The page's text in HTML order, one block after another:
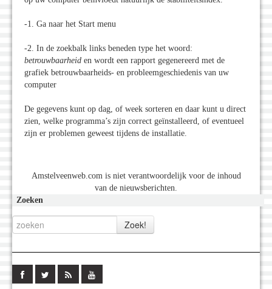
-1. Ga naar het Start menu
-2. In de zoekbalk links beneden type het woord:
betrouwbaarheid en wordt een rapport gegenereerd met de
grafiek betrouwbaarheids- en probleemgeschiedenis van uw
computer
De gegevens kunt op dag, of week sorteren en daar kunt u direct
zien, welke programma’s zijn correct geïnstalleerd, of eventueel
zijn er problemen geweest tijdens de installatie.
Amstelveenweb.com is niet verantwoordelijk voor de inhoud
van de nieuwsberichten.
Zoeken